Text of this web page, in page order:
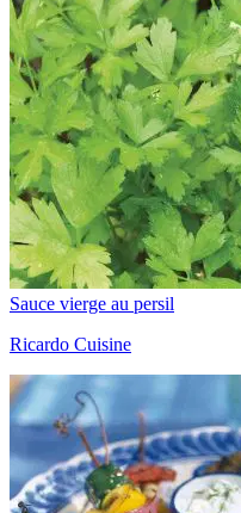
Sauce vierge au persil
Ricardo Cuisine